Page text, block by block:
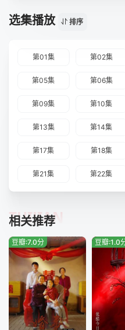
选集播放 排序
第01集 第02集
第05集 第06集
第09集 第10集
第13集 第14集
第17集 第18集
第21集 第22集
相关推荐
TUIJIAN
豆瓣:7.0分 豆瓣:1.0